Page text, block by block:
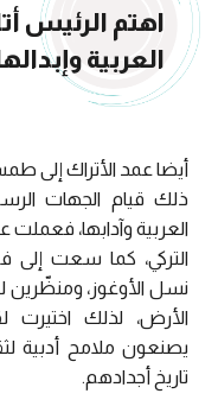
اهتم الرئيس
العربية
أيضا عمد الأتراك إلى
ذلك قيام الجهات
العربية وآدابها، فعملت
التركي، كما سعت إلى
نسل الأوغوز، ومنظّرين
الأرض، لذلك اختيرت
يصنعون ملامح أدبية
تاريخ أجدادهم.